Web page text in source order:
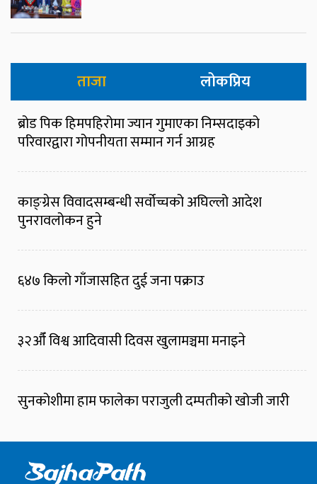
ताजा लोकप्रिय
ब्रोड पिक हिमपहिरोमा ज्यान गुमाएका निम्सदाइको
परिवारद्वारा गोपनीयता सम्मान गर्न आग्रह
काङ्ग्रेस विवादसम्बन्धी सर्वोच्चको अघिल्लो आदेश
पुनरावलोकन हुने
६४७ किलो गाँजासहित दुई जना पक्राउ
३२औँ विश्व आदिवासी दिवस खुलामञ्चमा मनाइने
सुनकोशीमा हाम फालेका पराजुली दम्पतीको खोजी जारी